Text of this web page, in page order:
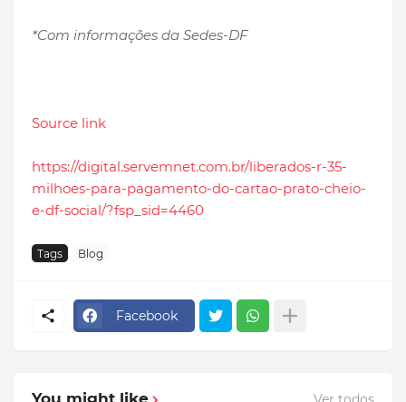
*Com informações da Sedes-DF
Source link
https://digital.servemnet.com.br/liberados-r-35-
milhoes-para-pagamento-do-cartao-prato-cheio-
e-df-social/?fsp_sid=4460
Tags Blog
Facebook